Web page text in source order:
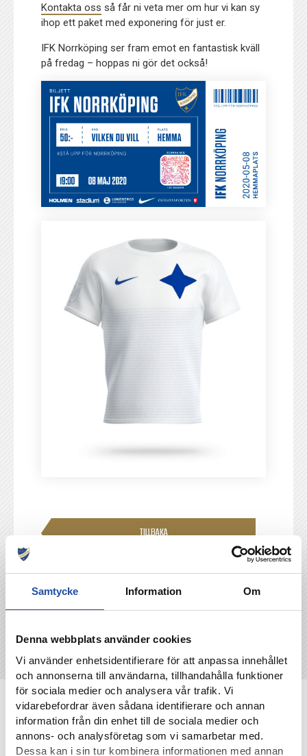
Samtycke Information Om
Denna webbplats använder cookies
Vi använder enhetsidentifierare för att anpassa innehållet
och annonserna till användarna, tillhandahålla funktioner
för sociala medier och analysera vår trafik. Vi
vidarebefordrar även sådana identifierare och annan
information från din enhet till de sociala medier och
annons- och analysföretag som vi samarbetar med.
Dessa kan i sin tur kombinera informationen med annan
Kontakta oss så får ni veta mer om hur vi kan sy
ihop ett paket med exponering för just er.
IFK Norrköping ser fram emot en fantastisk kväll
på fredag – hoppas ni gör det också!
TILLBAKA
NYHETER